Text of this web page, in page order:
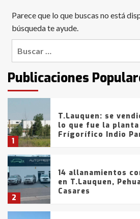
Parece que lo que buscas no está
búsqueda te ayude.
Publicaciones
6
con lluvias y
de la provincia
intentaron evadir a
fueron detenidos
comercialización
tarde del sábado
1
T.Lauquen: se
lo que fue la
Frígorífico Indio
2
14 allanamientos
en T.Lauquen,
Casares